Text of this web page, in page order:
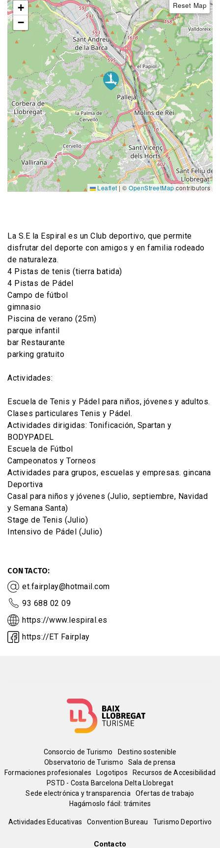
La S.E la Espiral es un Club deportivo, que permite
disfrutar del deporte con amigos y en familia rodeado
de naturaleza.
4 Pistas de tenis (tierra batida)
4 Pistas de Pádel
Campo de fútbol
gimnasio
Piscina de verano (25m)
parque infantil
bar Restaurante
parking gratuito
Actividades:
Escuela de Tenis y Pádel para niños, jóvenes y adultos.
Clases particulares Tenis y Pádel.
Actividades dirigidas: Tonificación, Spartan y
BODYPADEL
Escuela de Fútbol
Campeonatos y Torneos
Actividades para grupos, escuelas y empresas. gincana
Deportiva
Casal para niños y jóvenes (Julio, septiembre, Navidad
y Semana Santa)
Stage de Tenis (Julio)
Intensivo de Pádel (Julio)
CONTACTO
et.fairplay@hotmail.com
93 688 02 09
https://www.lespiral.es
https://ET Fairplay
+
−
Reset Map
Leaflet | © OpenStreetMap contributors
Menú
del
pie
Consorcio de Turismo
Destino sostenible
Observatorio de Turismo
Sala de prensa
Formaciones profesionales
Logotipos
Recursos de Accesibilidad
PSTD - Costa Barcelona Delta Llobregat
Sede electrónica y transparencia
Ofertas de trabajo
Hagámoslo fácil: trámites
Peu
Actividades Educativas Convention Bureau Turismo Deportivo
Contacto